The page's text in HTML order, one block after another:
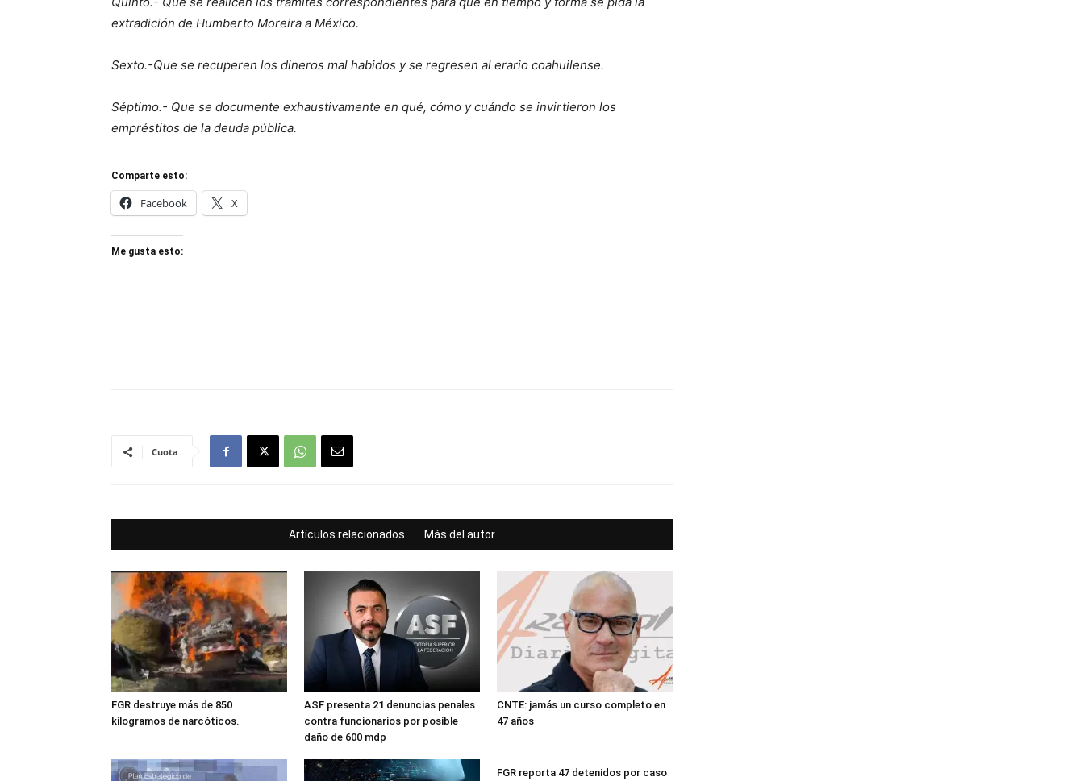
extradición de Humberto Moreira a México.
Sexto.-Que se recuperen los dineros mal habidos y se regresen al erario coahuilense.
Séptimo.- Que se documente exhaustivamente en qué, cómo y cuándo se invirtieron los
empréstitos de la deuda pública.
Comparte esto:
Facebook X
Me gusta esto:
Cuota
Artículos relacionados Más del autor
FGR destruye más de 850
kilogramos de narcóticos.
ASF presenta 21 denuncias penales
contra funcionarios por posible
daño de 600 mdp
CNTE: jamás un curso completo en
47 años
FGR reporta 47 detenidos por caso